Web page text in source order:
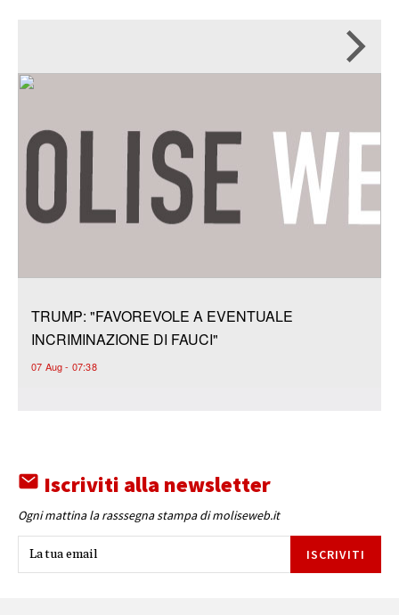
Iscriviti alla newsletter
Ogni mattina la rasssegna stampa di moliseweb.it
ISCRIVITI